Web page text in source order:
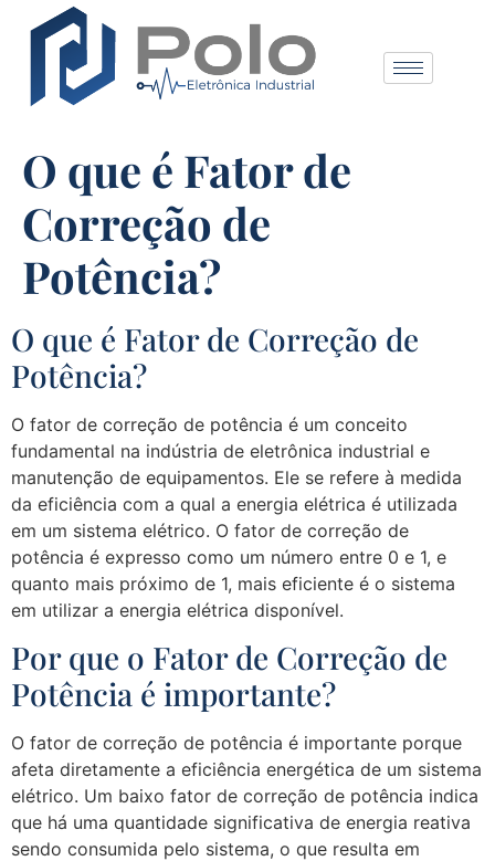
O que é Fator de
Correção de
Potência?
O que é Fator de Correção de
Potência?
O fator de correção de potência é um conceito
fundamental na indústria de eletrônica industrial e
manutenção de equipamentos. Ele se refere à medida
da eficiência com a qual a energia elétrica é utilizada
em um sistema elétrico. O fator de correção de
potência é expresso como um número entre 0 e 1, e
quanto mais próximo de 1, mais eficiente é o sistema
em utilizar a energia elétrica disponível.
Por que o Fator de Correção de
Potência é importante?
O fator de correção de potência é importante porque
afeta diretamente a eficiência energética de um sistema
elétrico. Um baixo fator de correção de potência indica
que há uma quantidade significativa de energia reativa
sendo consumida pelo sistema, o que resulta em